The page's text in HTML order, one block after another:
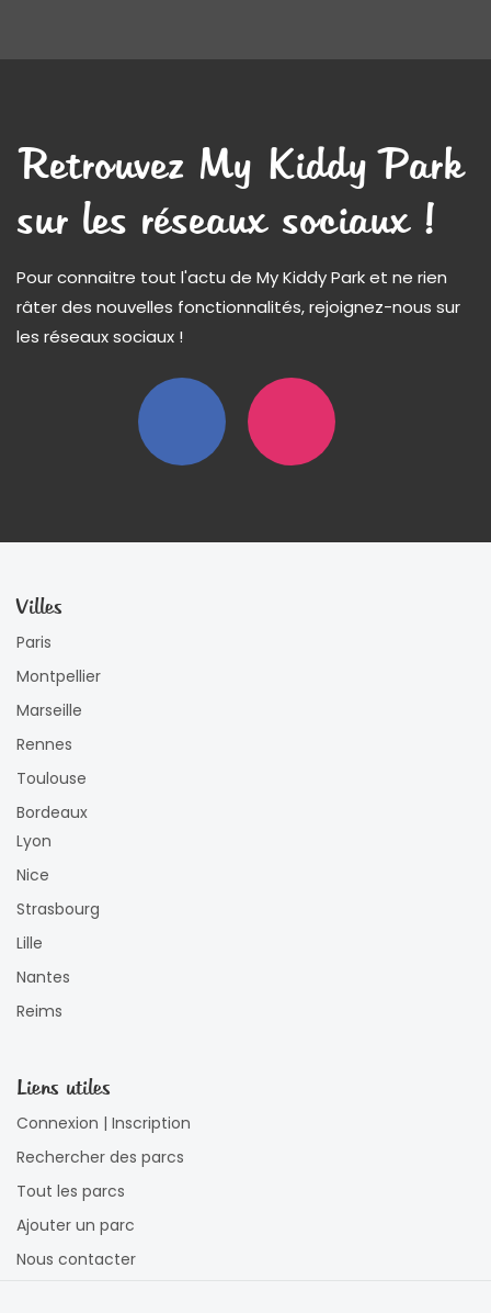
Retrouvez My Kiddy Park
sur les réseaux sociaux !
Pour connaitre tout l'actu de My Kiddy Park et ne rien
râter des nouvelles fonctionnalités, rejoignez-nous sur
les réseaux sociaux !
Villes
Paris
Montpellier
Marseille
Rennes
Toulouse
Bordeaux
Lyon
Nice
Strasbourg
Lille
Nantes
Reims
Liens utiles
Connexion | Inscription
Rechercher des parcs
Tout les parcs
Ajouter un parc
Nous contacter